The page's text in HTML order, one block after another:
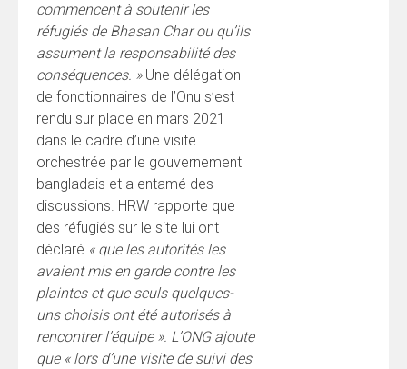
commencent à soutenir les
réfugiés de Bhasan Char ou qu’ils
assument la responsabilité des
conséquences. »Une délégation
de fonctionnaires de l’Onu s’est
rendu sur place en mars 2021
dans le cadre d’une visite
orchestrée par le gouvernement
bangladais et a entamé des
discussions. HRW rapporte que
des réfugiés sur le site lui ont
déclaré « que les autorités les
avaient mis en garde contre les
plaintes et que seuls quelques-
uns choisis ont été autorisés à
rencontrer l’équipe ». L’ONG ajoute
que « lors d’une visite de suivi des